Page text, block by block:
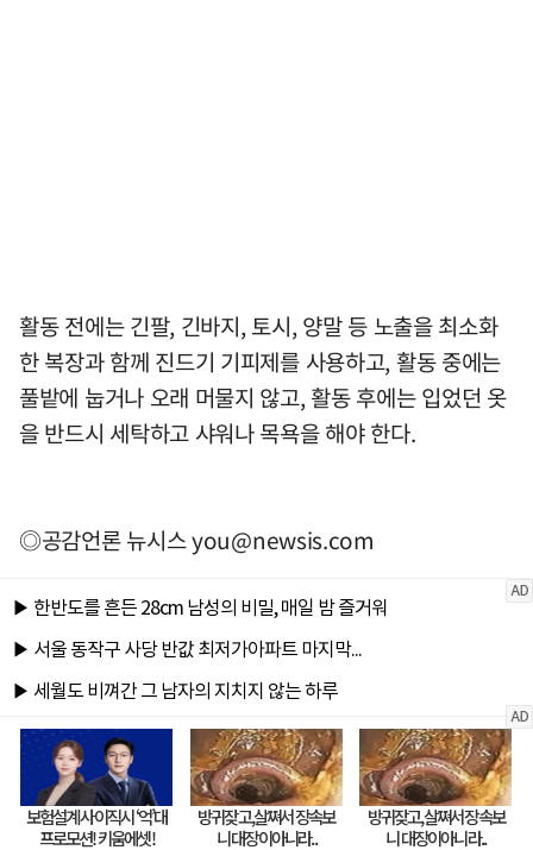
활동 전에는 긴팔, 긴바지, 토시, 양말 등 노출을 최소화
한 복장과 함께 진드기 기피제를 사용하고, 활동 중에는
풀밭에 눕거나 오래 머물지 않고, 활동 후에는 입었던 옷
을 반드시 세탁하고 샤워나 목욕을 해야 한다.
◎공감언론 뉴시스you@newsis.com